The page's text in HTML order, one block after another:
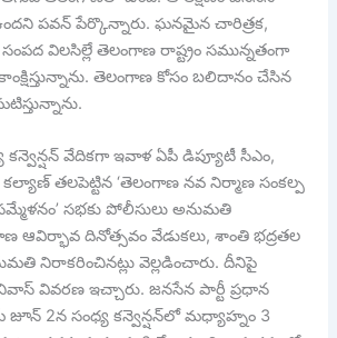
పవన్ పేర్కొన్నారు. ఘనమైన చారిత్రక,
విలసిల్లే తెలంగాణ రాష్ట్రం సమున్నతంగా
తెలంగాణ కోసం బలిదానం చేసిన
కన్వెన్షన్ వేదికగా ఇవాళ ఏపీ డిప్యూటీ సీఎం,
తలపెట్టిన ‘తెలంగాణ నవ నిర్మాణ సంకల్ప
సభకు పోలీసులు అనుమతి
ఆవిర్భావ దినోత్సవం వేడుకలు, శాంతి భద్రతల
నిరాకరించినట్లు వెల్లడించారు. దీనిపై
వివరణ ఇచ్చారు. జనసేన పార్టీ ప్రధాన
జూన్ 2న సంధ్య కన్వెన్షన్‌లో మధ్యాహ్నం 3